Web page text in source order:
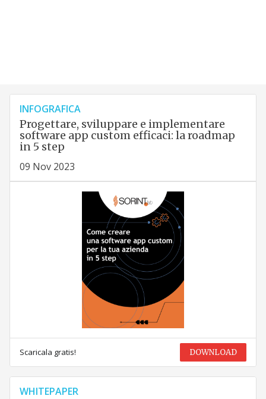
INFOGRAFICA
Progettare, sviluppare e implementare
software app custom efficaci: la roadmap
in 5 step
09 Nov 2023
Scaricala gratis! DOWNLOAD
WHITEPAPER